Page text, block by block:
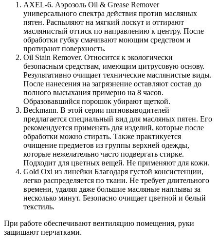
AXEL-6. Аэрозоль Oil & Grease Remover
универсального спектра действия против масляных
пятен. Распыляют на мягкий лоскут и оттирают
маслянистый оттиск по направлению к центру. После
обработки губку смачивают моющим средством и
протирают поверхность.
Oil Stain Remover. Относится к экологически
безопасным средствам, имеющим цитрусовую основу.
Результативно очищает технические маслянистые виды.
После нанесения на загрязнение оставляют состав до
полного высыхания примерно на 8 часов.
Образовавшийся порошок убирают щеткой.
Beckmann. В этой серии пятновыводителей
предлагается специальный вид для масляных пятен. Его
рекомендуется применять для изделий, которые после
обработки можно стирать. Также практикуется
очищение предметов из группы верхней одежды,
которые нежелательно часто подвергать стирке.
Подходит для цветных вещей. Не применяют для кожи.
Gold Oxi из линейки Благодаря густой консистенции,
легко распределяется по ткани. Не требует длительного
времени, удаляя даже большие масляные наплывы за
несколько минут. Безопасно очищает цветной и белый
текстиль.
При работе обеспечивают вентиляцию помещения, руки
защищают перчатками.